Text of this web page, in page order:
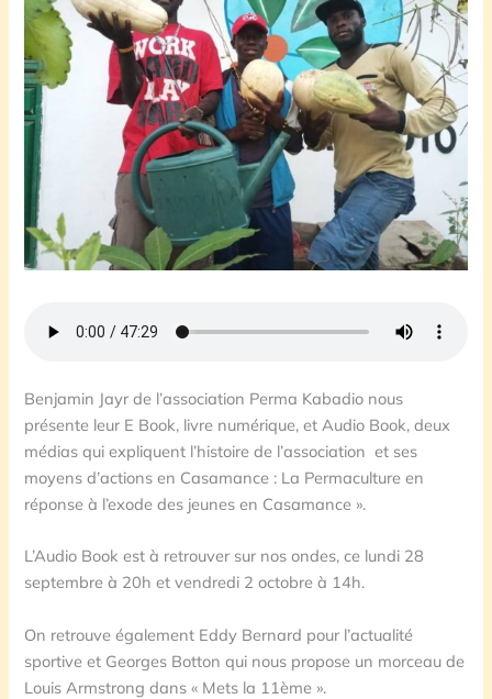
Benjamin Jayr de l’association Perma Kabadio nous
présente leur E Book, livre numérique, et Audio Book, deux
médias qui expliquent l’histoire de l’association et ses
moyens d’actions en Casamance : La Permaculture en
réponse à l’exode des jeunes en Casamance ».
L’Audio Book est à retrouver sur nos ondes, ce lundi 28
septembre à 20h et vendredi 2 octobre à 14h.
On retrouve également Eddy Bernard pour l’actualité
sportive et Georges Botton qui nous propose un morceau de
Louis Armstrong dans « Mets la 11ème ».